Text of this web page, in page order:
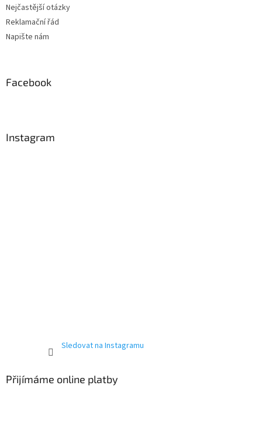
Nejčastější otázky
Reklamační řád
Napište nám
Facebook
Instagram
Sledovat na Instagramu
Přijímáme online platby